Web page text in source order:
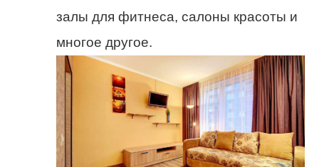
залы для фитнеса, салоны красоты и
многое другое.